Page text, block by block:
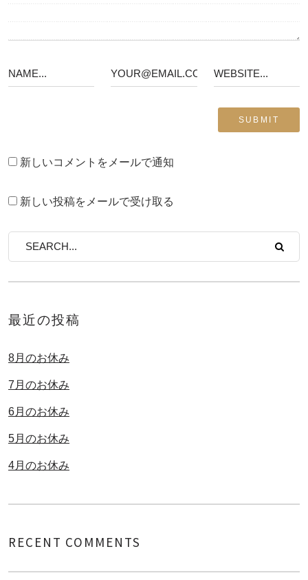
新しいコメントをメールで通知
新しい投稿をメールで受け取る
最近の投稿
8月のお休み
7月のお休み
6月のお休み
5月のお休み
4月のお休み
RECENT COMMENTS